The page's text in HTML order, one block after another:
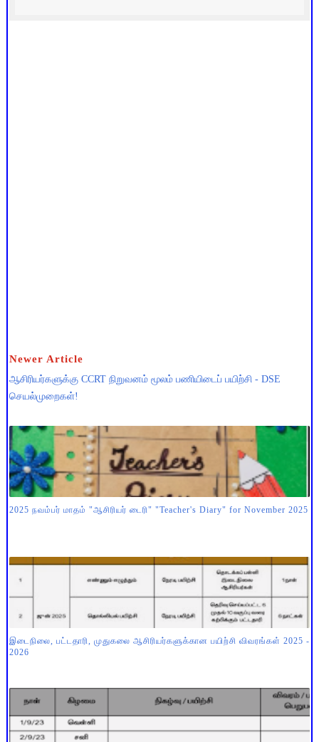
Newer Article
ஆசிரியர்களுக்கு CCRT நிறுவனம் மூலம் பணியிடைப் பயிற்சி - DSE
செயல்முறைகள்!
2025 நவம்பர் மாதம் "ஆசிரியர் டைரி" "Teacher's Diary" for November 2025
இடைநிலை, பட்டதாரி, முதுகலை ஆசிரியர்களுக்கான பயிற்சி விவரங்கள் 2025 -
2026